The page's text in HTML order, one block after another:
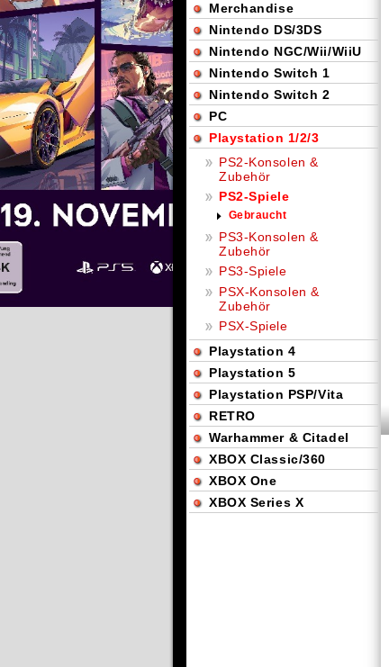
Merchandise
Nintendo DS/3DS
Nintendo NGC/Wii/WiiU
Nintendo Switch 1
Nintendo Switch 2
PC
Playstation 1/2/3
PS2-Konsolen &
Zubehör
PS2-Spiele
Gebraucht
PS3-Konsolen &
Zubehör
PS3-Spiele
PSX-Konsolen &
Zubehör
PSX-Spiele
Playstation 4
Playstation 5
Playstation PSP/Vita
RETRO
Warhammer & Citadel
XBOX Classic/360
XBOX One
XBOX Series X